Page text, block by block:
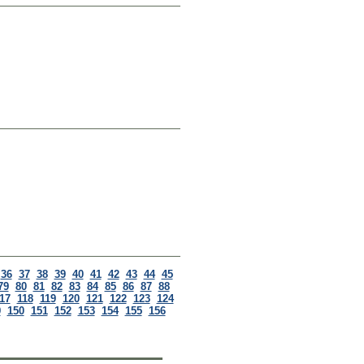
36 37 38 39 40 41 42 43 44 45
80 81 82 83 84 85 86 87 88
118 119 120 121 122 123 124
150 151 152 153 154 155 156